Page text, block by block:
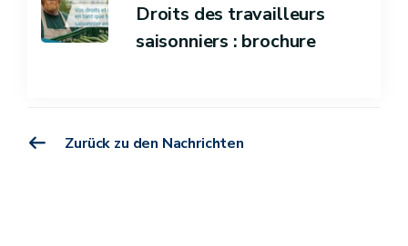
Zurück zu den Nachrichten
Droits des travailleurs
saisonniers : brochure